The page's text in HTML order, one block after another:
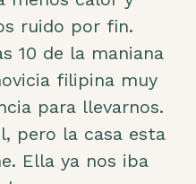
ruido por fin.
10 de la maniana
filipina muy
para llevarnos.
pero la casa esta
Ella ya nos iba